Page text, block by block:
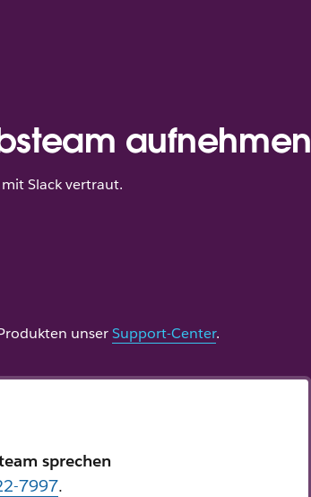
aufnehmen
Slack vertraut.
unserSupport-Center.
sprechen
7997.